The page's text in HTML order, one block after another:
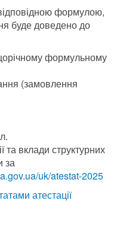
формулою,
буде доведено до
формульному
(замовлення
та вклади структурних
за
uk/atestat-2025
атестації